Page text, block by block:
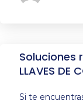
Soluciones
LLAVES DE
Si te